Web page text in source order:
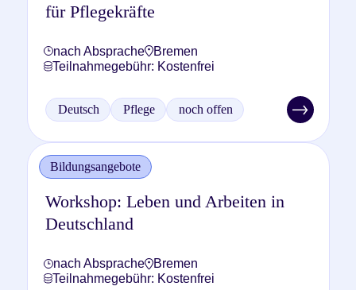
für Pflegekräfte
nach Absprache
Bremen
Teilnahmegebühr: Kostenfrei
Deutsch Pflege noch offen
Bildungsangebote
Workshop: Leben und Arbeiten in
Deutschland
nach Absprache
Bremen
Teilnahmegebühr: Kostenfrei